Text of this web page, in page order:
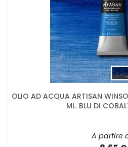
OLIO AD ACQUA ARTISAN
ML. BLU DI
A partire